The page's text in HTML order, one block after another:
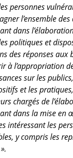
personnes
l’ensemble
dans
politiques et
des réponses aux
à l’appropriation
sur les
et les
chargés de
dans la mise en
intéressant les
y compris les